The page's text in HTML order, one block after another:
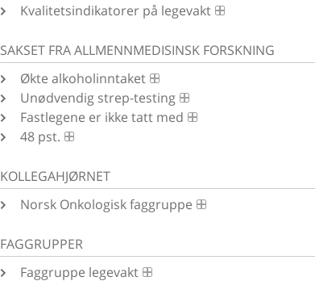
Kvalitetsindikatorer på legevakt
SAKSET FRA ALLMENNMEDISINSK FORSKNING
Økte alkoholinntaket
Unødvendig strep-testing
Fastlegene er ikke tatt med
48 pst.
KOLLEGAHJØRNET
Norsk Onkologisk faggruppe
FAGGRUPPER
Faggruppe legevakt